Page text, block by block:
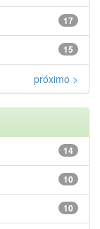
17
15
próximo >
14
10
10